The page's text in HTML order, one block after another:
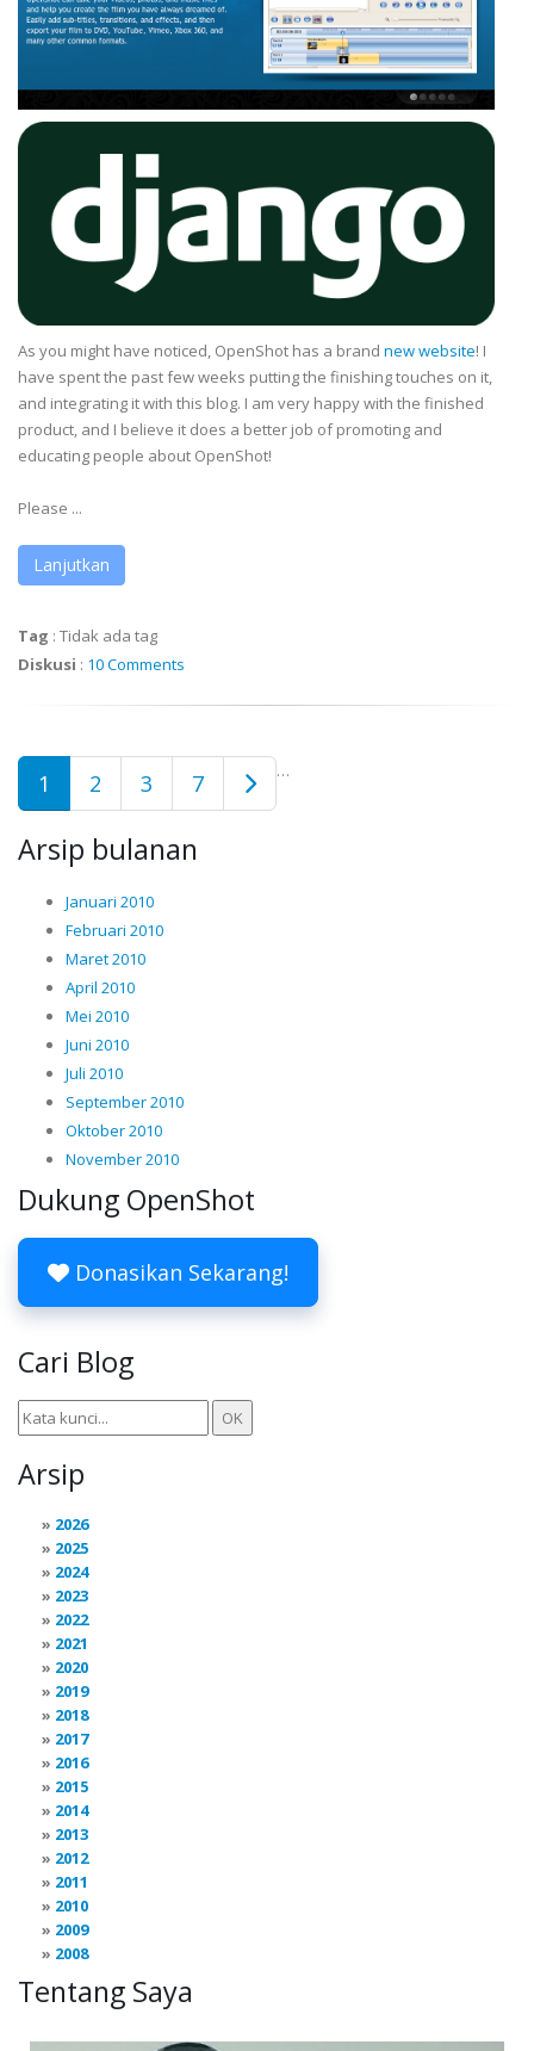
As you might have noticed, OpenShot has a brand new website! I
have spent the past few weeks putting the finishing touches on it,
and integrating it with this blog. I am very happy with the finished
product, and I believe it does a better job of promoting and
educating people about OpenShot!
Please ...
Lanjutkan
Tag : Tidak ada tag
Diskusi : 10 Comments
1 2 3 …
7
Arsip bulanan
Januari 2010
Februari 2010
Maret 2010
April 2010
Mei 2010
Juni 2010
Juli 2010
September 2010
Oktober 2010
November 2010
Dukung OpenShot
Donasikan Sekarang!
Cari Blog
Arsip
2026
2025
2024
2023
2022
2021
2020
2019
2018
2017
2016
2015
2014
2013
2012
2011
2010
2009
2008
Tentang Saya